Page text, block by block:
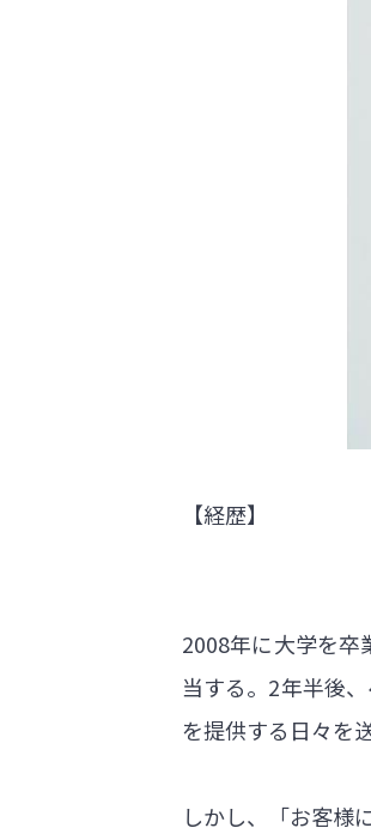
【経歴】
2008年に大学を
当する。2年半後
を提供する日々を
しかし、「お客様